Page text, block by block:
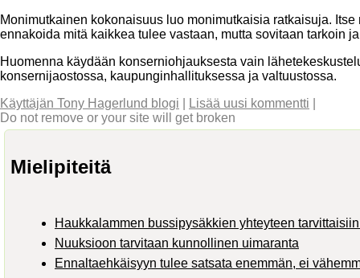
Monimutkainen kokonaisuus luo monimutkaisia ratkaisuja.
ennakoida mitä kaikkea tulee vastaan, mutta sovitaan tarkoin
Huomenna käydään konserniohjauksesta vain
konsernijaostossa, kaupunginhallituksessa ja valtuustossa.
Käyttäjän Tony Hagerlund blogi
Lisää uusi kommentti
Do not remove or your site will get broken
Mielipiteitä
Haukkalammen bussipysäkkien yhteyteen
Nuuksioon tarvitaan kunnollinen uimaranta
Ennaltaehkäisyyn tulee satsata enemmän, ei